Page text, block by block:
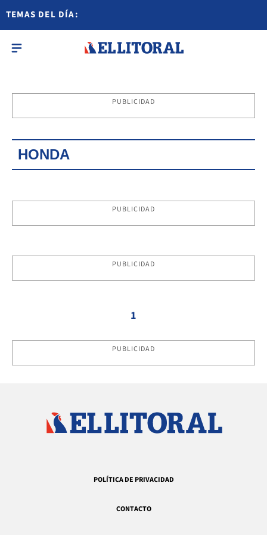
TEMAS DEL DÍA:
PUBLICIDAD
HONDA
PUBLICIDAD
PUBLICIDAD
1
PUBLICIDAD
POLÍTICA DE PRIVACIDAD
CONTACTO